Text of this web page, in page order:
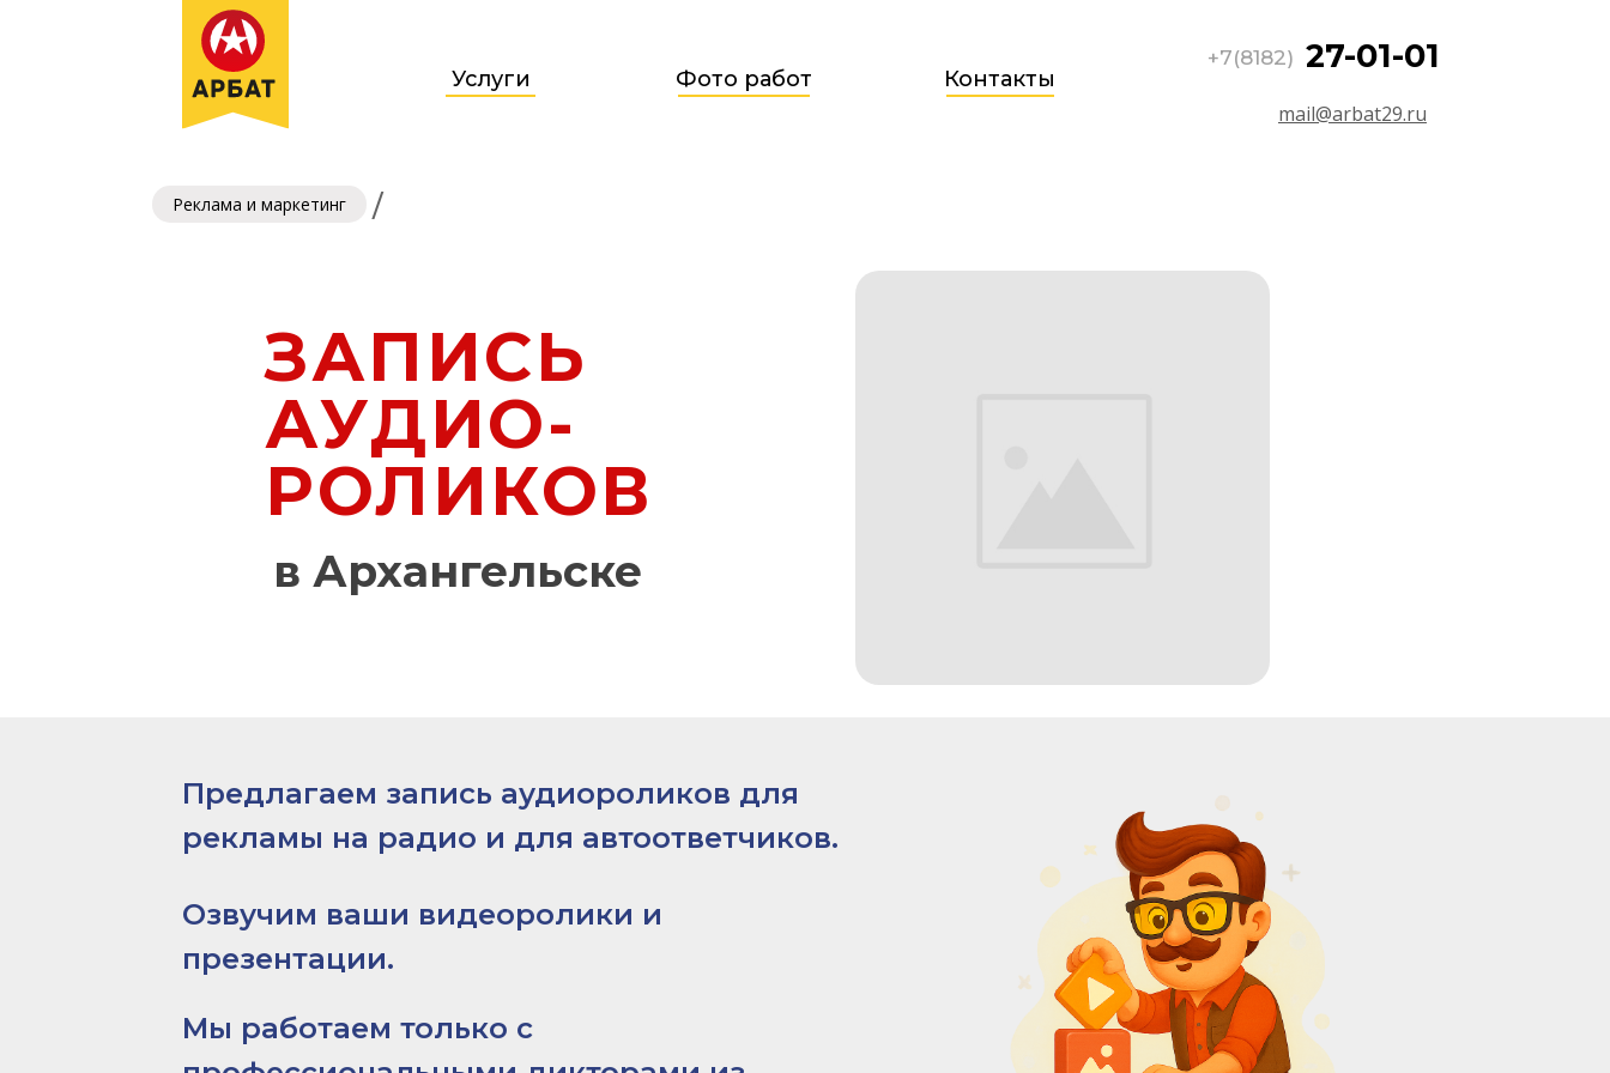
Услуги Фото работ
Контакты
mail@arbat29.ru
27-01-01
+7(8182)
/
Реклама и маркетинг
ЗАПИСЬ
АУДИО-
РОЛИКОВ
в Архангельске
Предлагаем запись аудиороликов для
рекламы на радио и для автоответчиков.
Озвучим ваши видеоролики и
презентации.
Мы работаем только с